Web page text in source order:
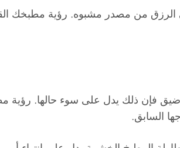
الرزق من مصدر مشبوه. رؤية مطبخك
ضيق فإن ذلك يدل على سوء حالها. رؤية
السابق.